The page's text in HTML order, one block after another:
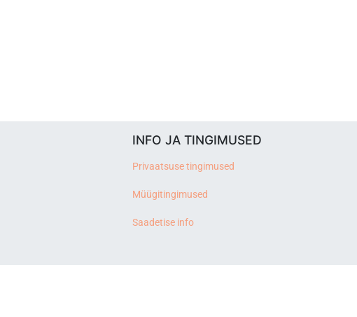
INFO JA TINGIMUSED
Privaatsuse tingimused
Müügitingimused
Saadetise info